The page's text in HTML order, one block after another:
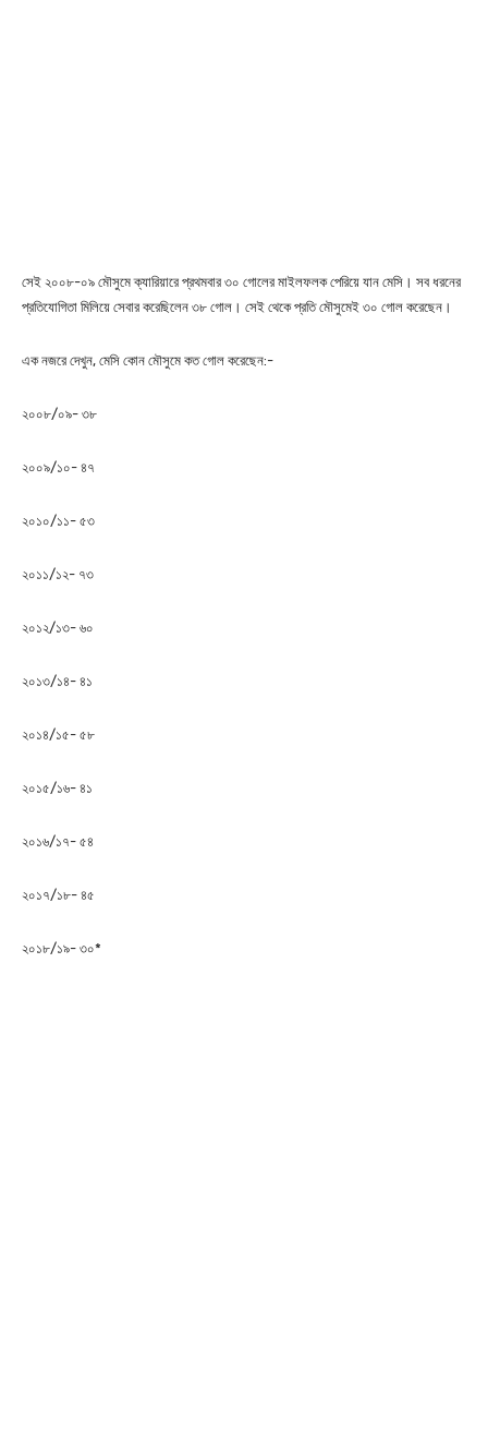
সেই ২০০৮-০৯ মৌসুমে ক্যারিয়ারে প্রথমবার ৩০ গোলের মাইলফলক পেরিয়ে যান মেসি। সব ধরনের
প্রতিযোগিতা মিলিয়ে সেবার করেছিলেন ৩৮ গোল। সেই থেকে প্রতি মৌসুমেই ৩০ গোল করেছেন।
এক নজরে দেখুন, মেসি কোন মৌসুমে কত গোল করেছেন:-
২০০৮/০৯- ৩৮
২০০৯/১০- ৪৭
২০১০/১১- ৫৩
২০১১/১২- ৭৩
২০১২/১৩- ৬০
২০১৩/১৪- ৪১
২০১৪/১৫- ৫৮
২০১৫/১৬- ৪১
২০১৬/১৭- ৫৪
২০১৭/১৮- ৪৫
২০১৮/১৯- ৩০*